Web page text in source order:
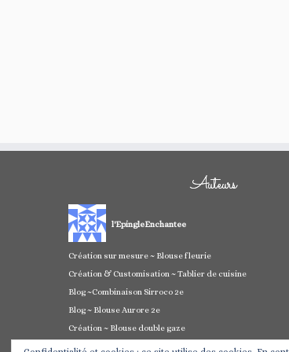
Auteurs
l'EpingleEnchantee
Création sur mesure ~ Blouse fleurie
Création & Customisation ~ Tablier de cuisine
Blog ~Combinaison Sirroco 2e
Blog ~ Blouse Aurore 2e
Création ~ Blouse double gaze